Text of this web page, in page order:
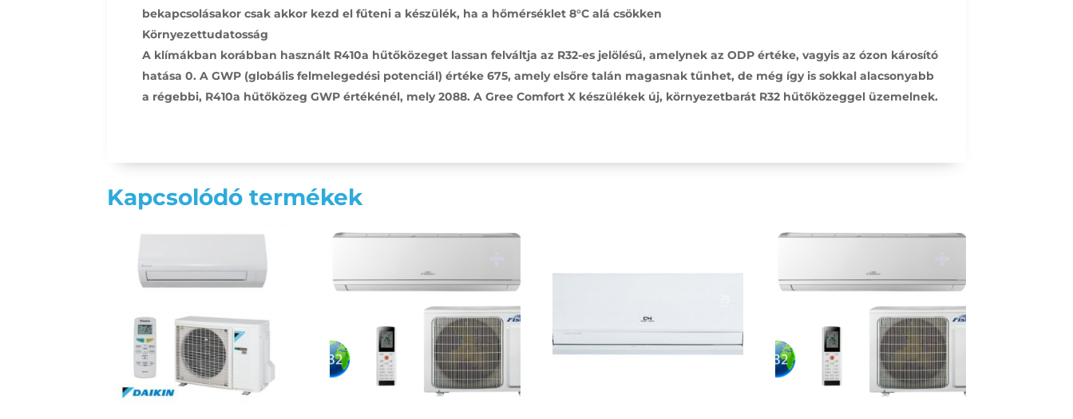
bekapcsolásakor csak akkor kezd el fűteni a készülék, ha a hőmérséklet 8°C alá csökken
Környezettudatosság
A klímákban korábban használt R410a hűtőközeget lassan felváltja az R32-es jelölésű, amelynek az ODP értéke, vagyis az ózon károsító
hatása 0. A GWP (globális felmelegedési potenciál) értéke 675, amely elsőre talán magasnak tűnhet, de még így is sokkal alacsonyabb
a régebbi, R410a hűtőközeg GWP értékénél, mely 2088. A Gree Comfort X készülékek új, környezetbarát R32 hűtőközeggel üzemelnek.
Kapcsolódó termékek